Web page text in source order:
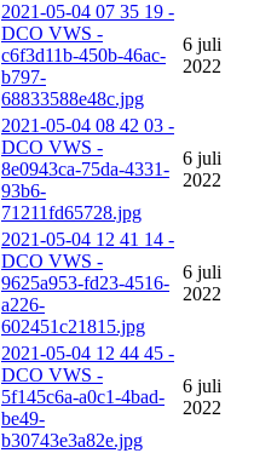
2021-05-04 07 35 19 -
DCO VWS -
c6f3d11b-450b-46ac-
b797-
68833588e48c.jpg
6 juli
2022
2021-05-04 08 42 03 -
DCO VWS -
8e0943ca-75da-4331-
93b6-
71211fd65728.jpg
6 juli
2022
2021-05-04 12 41 14 -
DCO VWS -
9625a953-fd23-4516-
a226-
602451c21815.jpg
6 juli
2022
2021-05-04 12 44 45 -
DCO VWS -
5f145c6a-a0c1-4bad-
be49-
b30743e3a82e.jpg
6 juli
2022